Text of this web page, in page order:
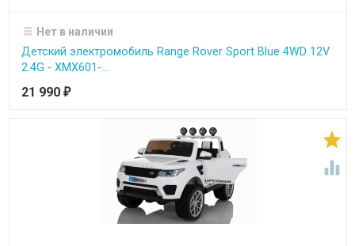
Нет в наличии
Детский электромобиль Range Rover Sport Blue 4WD 12V
2.4G - XMX601-...
21 990 ₽

